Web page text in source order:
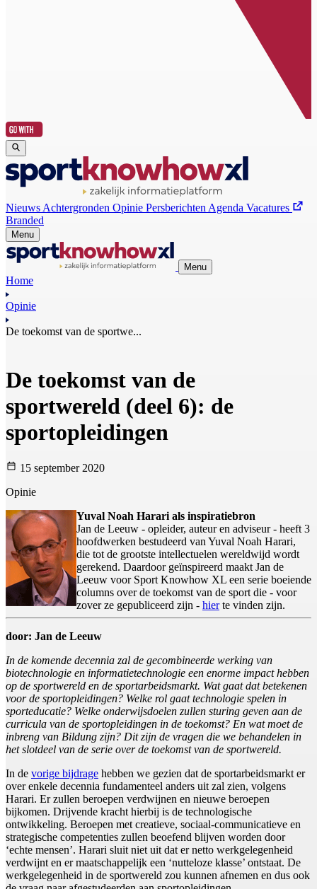
Nieuws Achtergronden Opinie Persberichten Agenda Vacatures
Branded
Menu
Menu
Home
Opinie
De toekomst van de sportwe...
De toekomst van de
sportwereld (deel 6): de
sportopleidingen
15 september 2020
Opinie
Yuval Noah Harari als inspiratiebron
Jan de Leeuw - opleider, auteur en adviseur - heeft 3
hoofdwerken bestudeerd van Yuval Noah Harari,
die tot de grootste intellectuelen wereldwijd wordt
gerekend. Daardoor geïnspireerd maakt Jan de
Leeuw voor Sport Knowhow XL een serie boeiende
columns over de toekomst van de sport die - voor
zover ze gepubliceerd zijn - hierte vinden zijn.
door: Jan de Leeuw
In de komende decennia zal de gecombineerde werking van
biotechnologie en informatietechnologie een enorme impact hebben
op de sportwereld en de sportarbeidsmarkt. Wat gaat dat betekenen
voor de sportopleidingen? Welke rol gaat technologie spelen in
sporteducatie? Welke onderwijsdoelen zullen sturing geven aan de
curricula van de sportopleidingen in de toekomst? En wat moet de
inbreng van Bildung zijn? Dit zijn de vragen die we behandelen in
het slotdeel van de serie over de toekomst van de sportwereld.
In de vorige bijdrage hebben we gezien dat de sportarbeidsmarkt er
over enkele decennia fundamenteel anders uit zal zien, volgens
Harari. Er zullen beroepen verdwijnen en nieuwe beroepen
bijkomen. Drijvende kracht hierbij is de technologische
ontwikkeling. Beroepen met creatieve, sociaal-communicatieve en
strategische competenties zullen beoefend blijven worden door
‘echte mensen’. Harari sluit niet uit dat er netto werkgelegenheid
verdwijnt en er maatschappelijk een ‘nutteloze klasse’ ontstaat. De
werkgelegenheid in de sportwereld zou kunnen afnemen en dus ook